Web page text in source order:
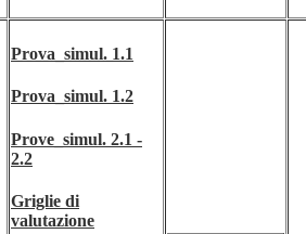
Prova_simul. 1.1
Prova_simul. 1.2
Prove_simul. 2.1 -
2.2
Griglie di
valutazione